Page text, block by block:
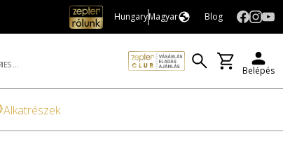
HungaryMagyar Blog
...
Belépés
Alkatrészek